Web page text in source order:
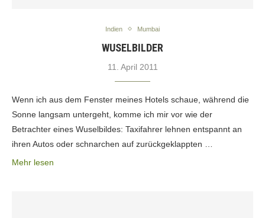
Indien Mumbai
WUSELBILDER
11. April 2011
Wenn ich aus dem Fenster meines Hotels schaue, während die
Sonne langsam untergeht, komme ich mir vor wie der
Betrachter eines Wuselbildes: Taxifahrer lehnen entspannt an
ihren Autos oder schnarchen auf zurückgeklappten …
Mehr lesen